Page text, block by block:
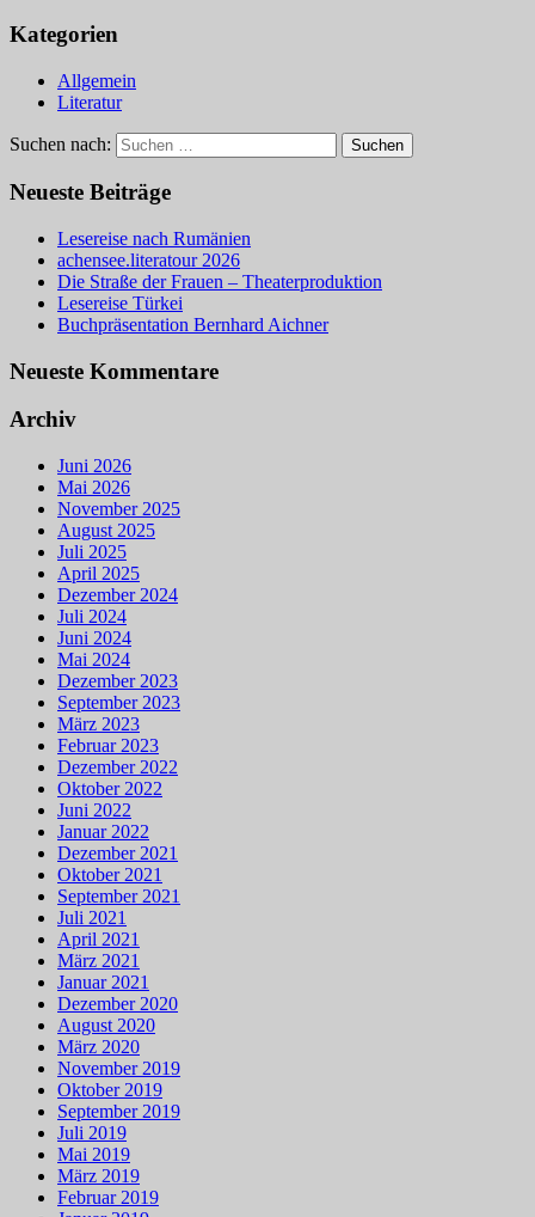
Kategorien
Allgemein
Literatur
Suchen nach:
Neueste Beiträge
Lesereise nach Rumänien
achensee.literatour 2026
Die Straße der Frauen – Theaterproduktion
Lesereise Türkei
Buchpräsentation Bernhard Aichner
Neueste Kommentare
Archiv
Juni 2026
Mai 2026
November 2025
August 2025
Juli 2025
April 2025
Dezember 2024
Juli 2024
Juni 2024
Mai 2024
Dezember 2023
September 2023
März 2023
Februar 2023
Dezember 2022
Oktober 2022
Juni 2022
Januar 2022
Dezember 2021
Oktober 2021
September 2021
Juli 2021
April 2021
März 2021
Januar 2021
Dezember 2020
August 2020
März 2020
November 2019
Oktober 2019
September 2019
Juli 2019
Mai 2019
März 2019
Februar 2019